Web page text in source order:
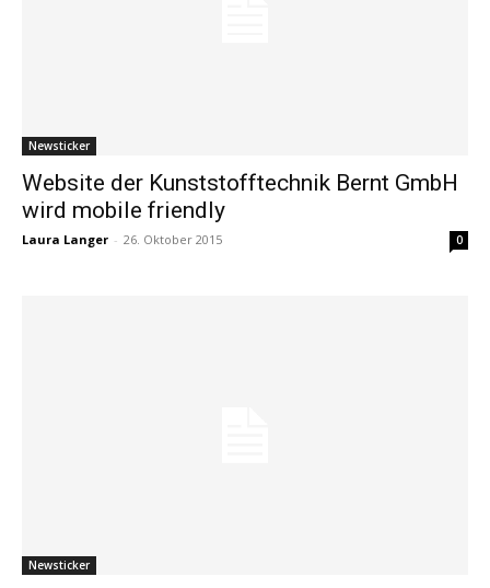
Newsticker
Website der Kunststofftechnik Bernt GmbH
wird mobile friendly
Laura Langer - 26. Oktober 2015 0
Newsticker